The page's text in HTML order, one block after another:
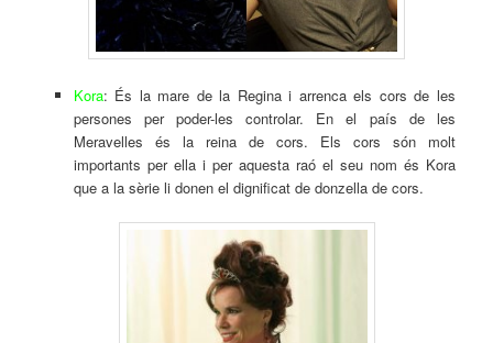
Kora: És la mare de la Regina i arrenca els cors de les
persones per poder-les controlar. En el país de les
Meravelles és la reina de cors. Els cors són molt
importants per ella i per aquesta raó el seu nom és Kora
que a la sèrie li donen el dignificat de donzella de cors.